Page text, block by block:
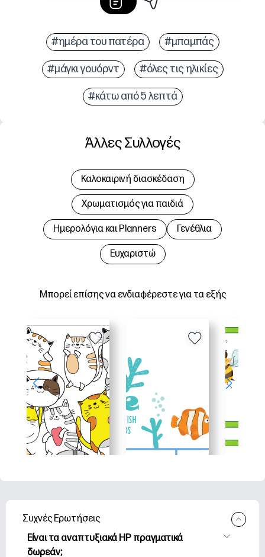
#ημέρα του πατέρα #μπαμπάς
#μάγκι γουόρντ #όλες τις ηλικίες
#κάτω από 5 λεπτά
Μπορεί επίσης να ενδιαφέρεστε για τα εξής
Άλλες Συλλογές
Καλοκαιρινή διασκέδαση
Χρωματισμός για παιδιά
Hμερολόγια και Planners Γενέθλια
Ευχαριστώ
Συχνές Ερωτήσεις
Είναι τα αναπτυξιακά HP πραγματικά
δωρεάν;